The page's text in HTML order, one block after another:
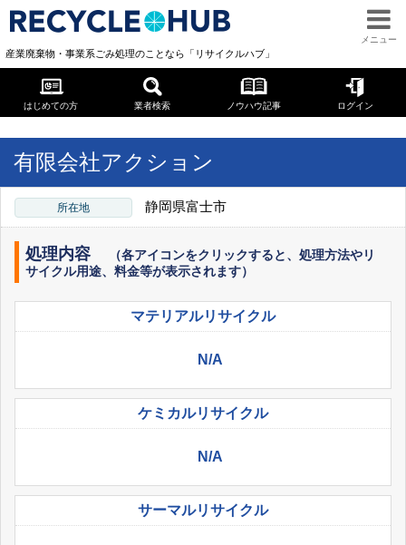
メニュー
産業廃棄物・事業系ごみ処理のことなら「リサイクルハブ」
はじめての方 業者検索 ノウハウ記事 ログイン
« 一覧に戻る « TOPページへ
有限会社アクション
所在地 静岡県富士市
処理内容
（各アイコンをクリックすると、処理方法やリ
サイクル用途、料金等が表示されます）
マテリアルリサイクル
N/A
ケミカルリサイクル
N/A
サーマルリサイクル